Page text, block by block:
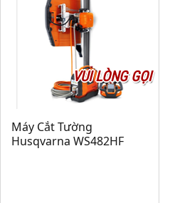
VUI LÒNG GỌI
Máy Cắt Tường
Husqvarna WS482HF